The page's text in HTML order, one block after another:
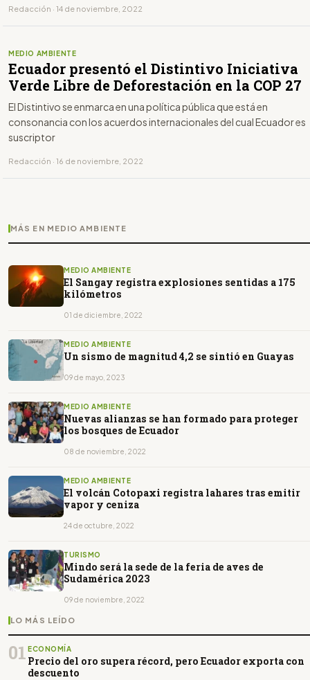
Redacción · 14 de noviembre, 2022
MEDIO AMBIENTE
Ecuador presentó el Distintivo Iniciativa
Verde Libre de Deforestación en la COP 27
El Distintivo se enmarca en una política pública que está en
consonancia con los acuerdos internacionales del cual Ecuador es
suscriptor
Redacción · 16 de noviembre, 2022
MÁS EN MEDIO AMBIENTE
MEDIO AMBIENTE
El Sangay registra explosiones sentidas a 175
kilómetros
01 de diciembre, 2022
MEDIO AMBIENTE
Un sismo de magnitud 4,2 se sintió en Guayas
09 de mayo, 2023
MEDIO AMBIENTE
Nuevas alianzas se han formado para proteger
los bosques de Ecuador
08 de noviembre, 2022
MEDIO AMBIENTE
El volcán Cotopaxi registra lahares tras emitir
vapor y ceniza
24 de octubre, 2022
TURISMO
Mindo será la sede de la feria de aves de
Sudamérica 2023
09 de noviembre, 2022
LO MÁS LEÍDO
01 ECONOMÍA
Precio del oro supera récord, pero Ecuador exporta con
descuento